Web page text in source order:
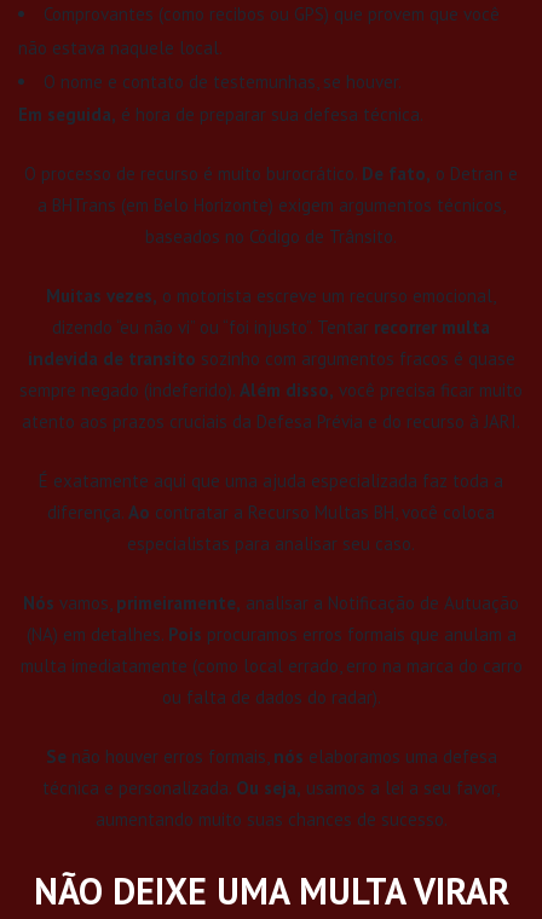
Comprovantes (como recibos ou GPS) que provem que você
não estava naquele local.
O nome e contato de testemunhas, se houver.
Em seguida, é hora de preparar sua defesa técnica.
O processo de recurso é muito burocrático. De fato, o Detran e
a BHTrans (em Belo Horizonte) exigem argumentos técnicos,
baseados no Código de Trânsito.
Muitas vezes, o motorista escreve um recurso emocional,
dizendo “eu não vi” ou “foi injusto”. Tentar recorrer multa
indevida de transito sozinho com argumentos fracos é quase
sempre negado (indeferido). Além disso, você precisa ficar muito
atento aos prazos cruciais da Defesa Prévia e do recurso à JARI.
É exatamente aqui que uma ajuda especializada faz toda a
diferença. Ao contratar a Recurso Multas BH, você coloca
especialistas para analisar seu caso.
Nós vamos, primeiramente, analisar a Notificação de Autuação
(NA) em detalhes. Pois procuramos erros formais que anulam a
multa imediatamente (como local errado, erro na marca do carro
ou falta de dados do radar).
Se não houver erros formais, nós elaboramos uma defesa
técnica e personalizada. Ou seja, usamos a lei a seu favor,
aumentando muito suas chances de sucesso.
NÃO DEIXE UMA MULTA VIRAR